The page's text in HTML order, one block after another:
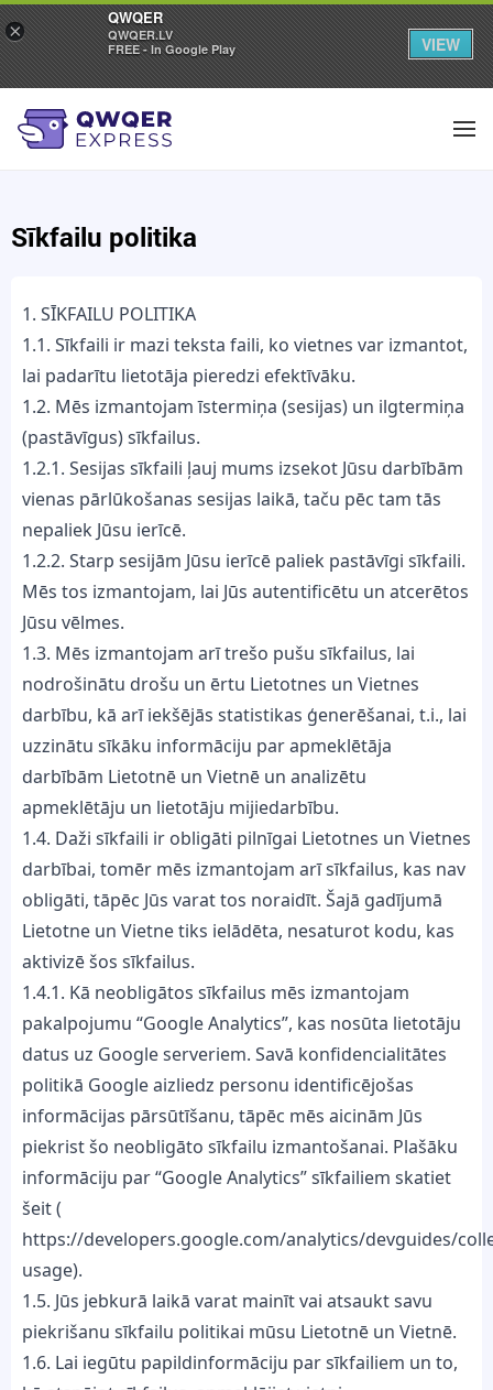
Sīkfailu politika
1. SĪKFAILU POLITIKA
1.1. Sīkfaili ir mazi teksta faili, ko vietnes var izmantot,
lai padarītu lietotāja pieredzi efektīvāku.
1.2. Mēs izmantojam īstermiņa (sesijas) un ilgtermiņa
(pastāvīgus) sīkfailus.
1.2.1. Sesijas sīkfaili ļauj mums izsekot Jūsu darbībām
vienas pārlūkošanas sesijas laikā, taču pēc tam tās
nepaliek Jūsu ierīcē.
1.2.2. Starp sesijām Jūsu ierīcē paliek pastāvīgi sīkfaili.
Mēs tos izmantojam, lai Jūs autentificētu un atcerētos
Jūsu vēlmes.
1.3. Mēs izmantojam arī trešo pušu sīkfailus, lai
nodrošinātu drošu un ērtu Lietotnes un Vietnes
darbību, kā arī iekšējās statistikas ģenerēšanai, t.i., lai
uzzinātu sīkāku informāciju par apmeklētāja
darbībām Lietotnē un Vietnē un analizētu
apmeklētāju un lietotāju mijiedarbību.
1.4. Daži sīkfaili ir obligāti pilnīgai Lietotnes un Vietnes
darbībai, tomēr mēs izmantojam arī sīkfailus, kas nav
obligāti, tāpēc Jūs varat tos noraidīt. Šajā gadījumā
Lietotne un Vietne tiks ielādēta, nesaturot kodu, kas
aktivizē šos sīkfailus.
1.4.1. Kā neobligātos sīkfailus mēs izmantojam
pakalpojumu “Google Analytics”, kas nosūta lietotāju
datus uz Google serveriem. Savā konfidencialitātes
politikā Google aizliedz personu identificējošas
informācijas pārsūtīšanu, tāpēc mēs aicinām Jūs
piekrist šo neobligāto sīkfailu izmantošanai. Plašāku
informāciju par “Google Analytics” sīkfailiem skatiet
šeit (
https://developers.google.com/analytics/devguides/
usage).
1.5. Jūs jebkurā laikā varat mainīt vai atsaukt savu
piekrišanu sīkfailu politikai mūsu Lietotnē un Vietnē.
1.6. Lai iegūtu papildinformāciju par sīkfailiem un to,
×
QWQER
QWQER.LV
FREE - In Google Play
VIEW